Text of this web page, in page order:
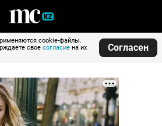
cookie-файлы.
свое согласие на их
Согласен